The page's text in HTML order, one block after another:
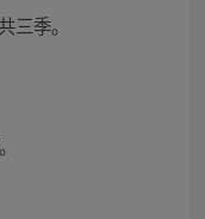
季。